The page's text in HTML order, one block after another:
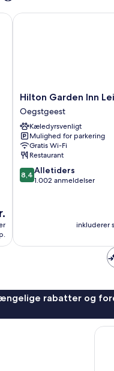
Hilton
Garden
Inn
Leiden
Oegstgeest
Hilton Garden Inn
Oegstgeest
Kæledyrsvenligt
Mulighed for parkering
Gratis Wi-Fi
Restaurant
8.4
ud
8,4 Alletiders
1.002 anmeldelser
inkluderer
Hilton Garden Inn
rabatter og